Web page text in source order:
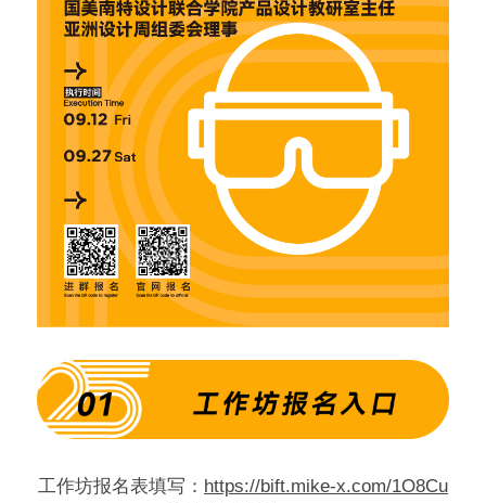
工作坊报名表填写： https://bift.mike-x.com/1O8Cu